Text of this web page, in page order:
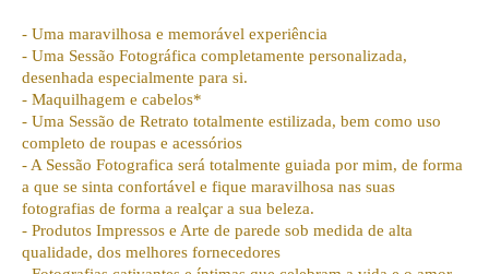
- Uma maravilhosa e memorável experiência
- Uma Sessão Fotográfica completamente personalizada,
desenhada especialmente para si.
- Maquilhagem e cabelos*
- Uma Sessão de Retrato totalmente estilizada, bem como uso
completo de roupas e acessórios
- A Sessão Fotografica será totalmente guiada por mim, de forma
a que se sinta confortável e fique maravilhosa nas suas
fotografias de forma a realçar a sua beleza.
- Produtos Impressos e Arte de parede sob medida de alta
qualidade, dos melhores fornecedores